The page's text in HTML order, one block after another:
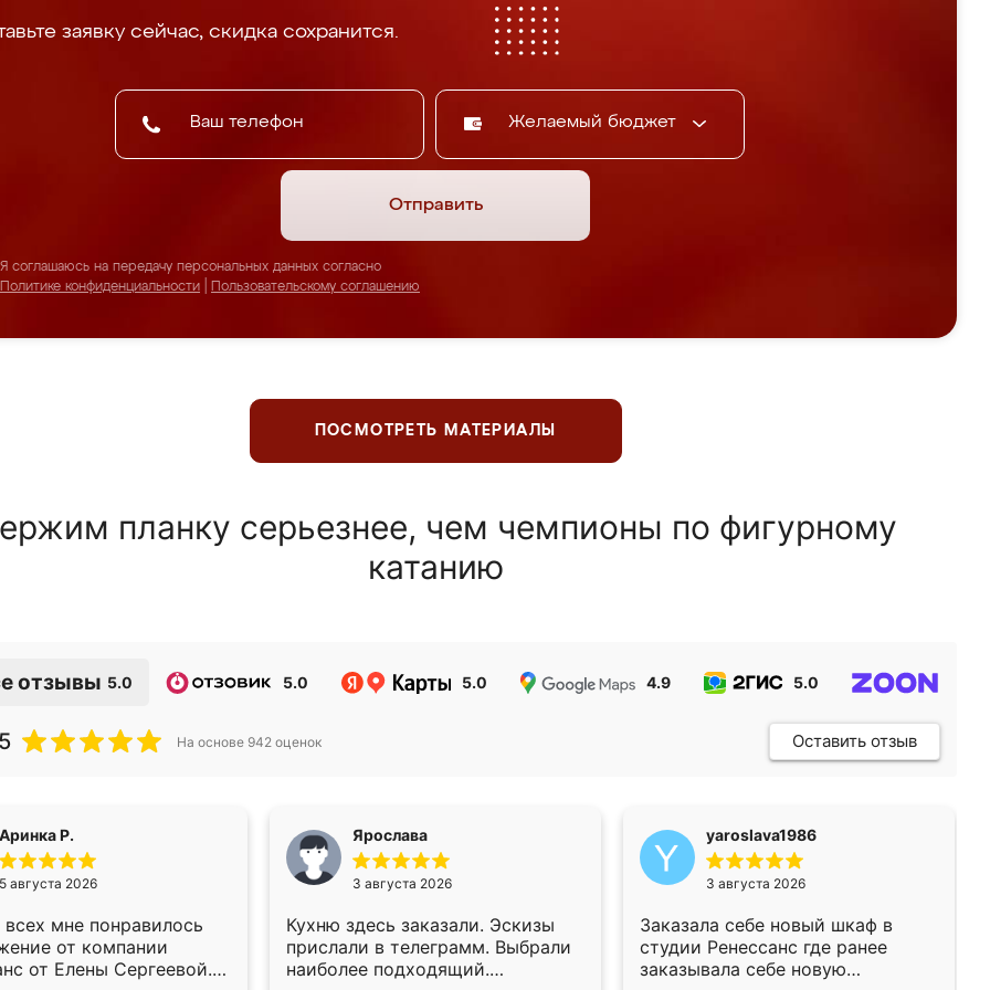
заявку сейчас, скидка сохранится.
Желаемый бюджет
Отправить
Я соглашаюсь на передачу персональных данных согласно
Политике конфиденциальности
Пользовательскому соглашению
ПОСМОТРЕТЬ МАТЕРИАЛЫ
планку серьезнее, чем чемпионы по фигурному
катанию
отзывы 5.0 5.0 5.0 4.9 5.0
На основе 942 оценок Оставить отзыв
Аринка Р.
5 августа 2026
мне понравилось
от компании
от Елены Сергеевой.
Ярослава
3 августа 2026
Кухню здесь заказали. Эскизы
прислали в телеграмм. Выбрали
наиболее подходящий.
yaroslava1986
3 августа 2026
Заказала себе новый шкаф в
студии Ренессанс где ранее
заказывала себе новую